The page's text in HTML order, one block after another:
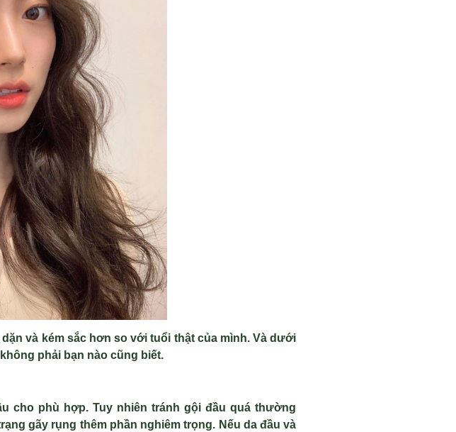
và kém sắc hơn so với tuổi thật của mình. Và dưới
phải bạn nào cũng biết.
cho phù hợp. Tuy nhiên tránh gội đầu quá thường
gãy rụng thêm phần nghiêm trọng. Nếu da đầu và